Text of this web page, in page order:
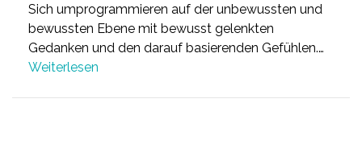
Sich umprogrammieren auf der unbewussten und
bewussten Ebene mit bewusst gelenkten
Gedanken und den darauf basierenden Gefühlen.…
Weiterlesen